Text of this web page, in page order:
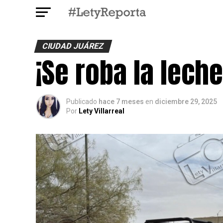
CIUDAD JUÁREZ
¡Se roba la
Publicado hace 7 meses en diciembre 29, 2025
Por Lety Villarreal